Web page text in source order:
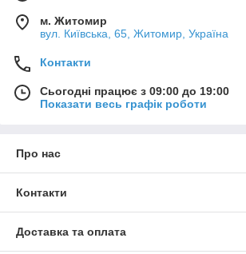
м. Житомир
вул. Київська, 65, Житомир, Україна
Контакти
Сьогодні працює з 09:00 до 19:00
Показати весь графік роботи
Про нас
Контакти
Доставка та оплата